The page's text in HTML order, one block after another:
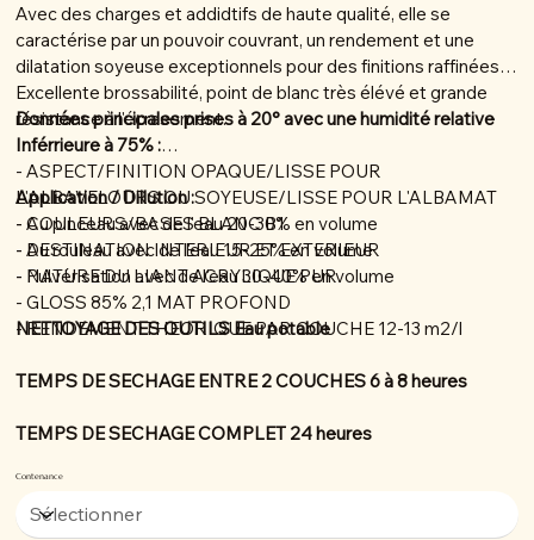
Avec des charges et addidtifs de haute qualité, elle se
caractérise par un pouvoir couvrant, un rendement et une
dilatation soyeuse exceptionnels pour des finitions raffinées.
Excellente brossabilité, point de blanc très élévé et grande
résistance à l'écrasement.
Données principales prises à 20° avec une humidité relative
Inférrieure à 75% :
- ASPECT/FINITION OPAQUE/LISSE POUR
L'ALBAVELOURS OU SOYEUSE/LISSE POUR L'ALBAMAT
- COULEURS/BASES BLANC B1
- DESTINATION INTERIEUR ET EXTERIEUR
- NATURE DU LIANT ACRYLIQUE PUR
- GLOSS 85% 2,1 MAT PROFOND
- RENDEMENT THEORIQUE PAR COUCHE 12-13 m2/l
Application / Dillution :
- Au pinceau avec de l'eau 20-30% en volume
- Au rouleau avec de l'eau 15-25% en volume
- Pulvérisation avec de l'eau 30-40% en volume
NETTOYAGE DES OUTILS Eau potable
TEMPS DE SECHAGE ENTRE 2 COUCHES 6 à 8 heures
TEMPS DE SECHAGE COMPLET 24 heures
Contenance